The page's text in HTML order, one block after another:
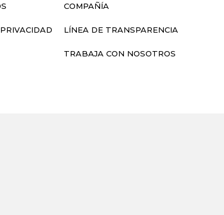
COMPAÑÍA
LÍNEA DE TRANSPARENCIA
TRABAJA CON NOSOTROS